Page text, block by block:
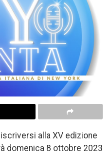
alla XV edizione
domenica 8 ottobre 2023